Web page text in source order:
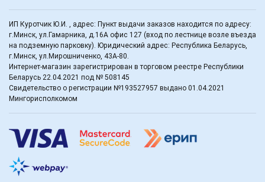
ИП Куротчик Ю.И. , адрес: Пункт выдачи заказов находится по адресу:
г.Минск, ул.Гамарника, д.16А офис 127 (вход по лестнице возле въезда
на подземную парковку). Юридический адрес: Республика Беларусь,
г.Минск, ул.Мирошниченко, 43А-80.
Интернет-магазин зарегистрирован в торговом реестре Республики
Беларусь 22.04.2021 под № 508145
Свидетельство о регистрации №193527957 выдано 01.04.2021
Мингорисполкомом